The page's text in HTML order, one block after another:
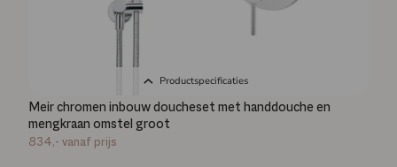
Productspecificaties
Meir chromen inbouw doucheset met handdouche en
mengkraan omstel groot
834,- vanaf prijs